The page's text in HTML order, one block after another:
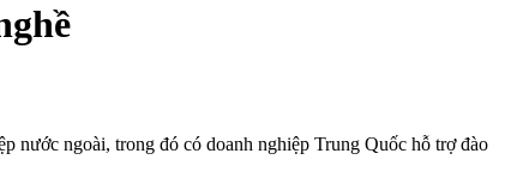
nước ngoài, trong đó có doanh nghiệp Trung Quốc hỗ trợ đào